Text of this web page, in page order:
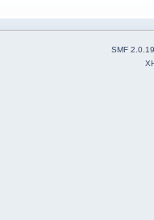
SMF 2.0.19